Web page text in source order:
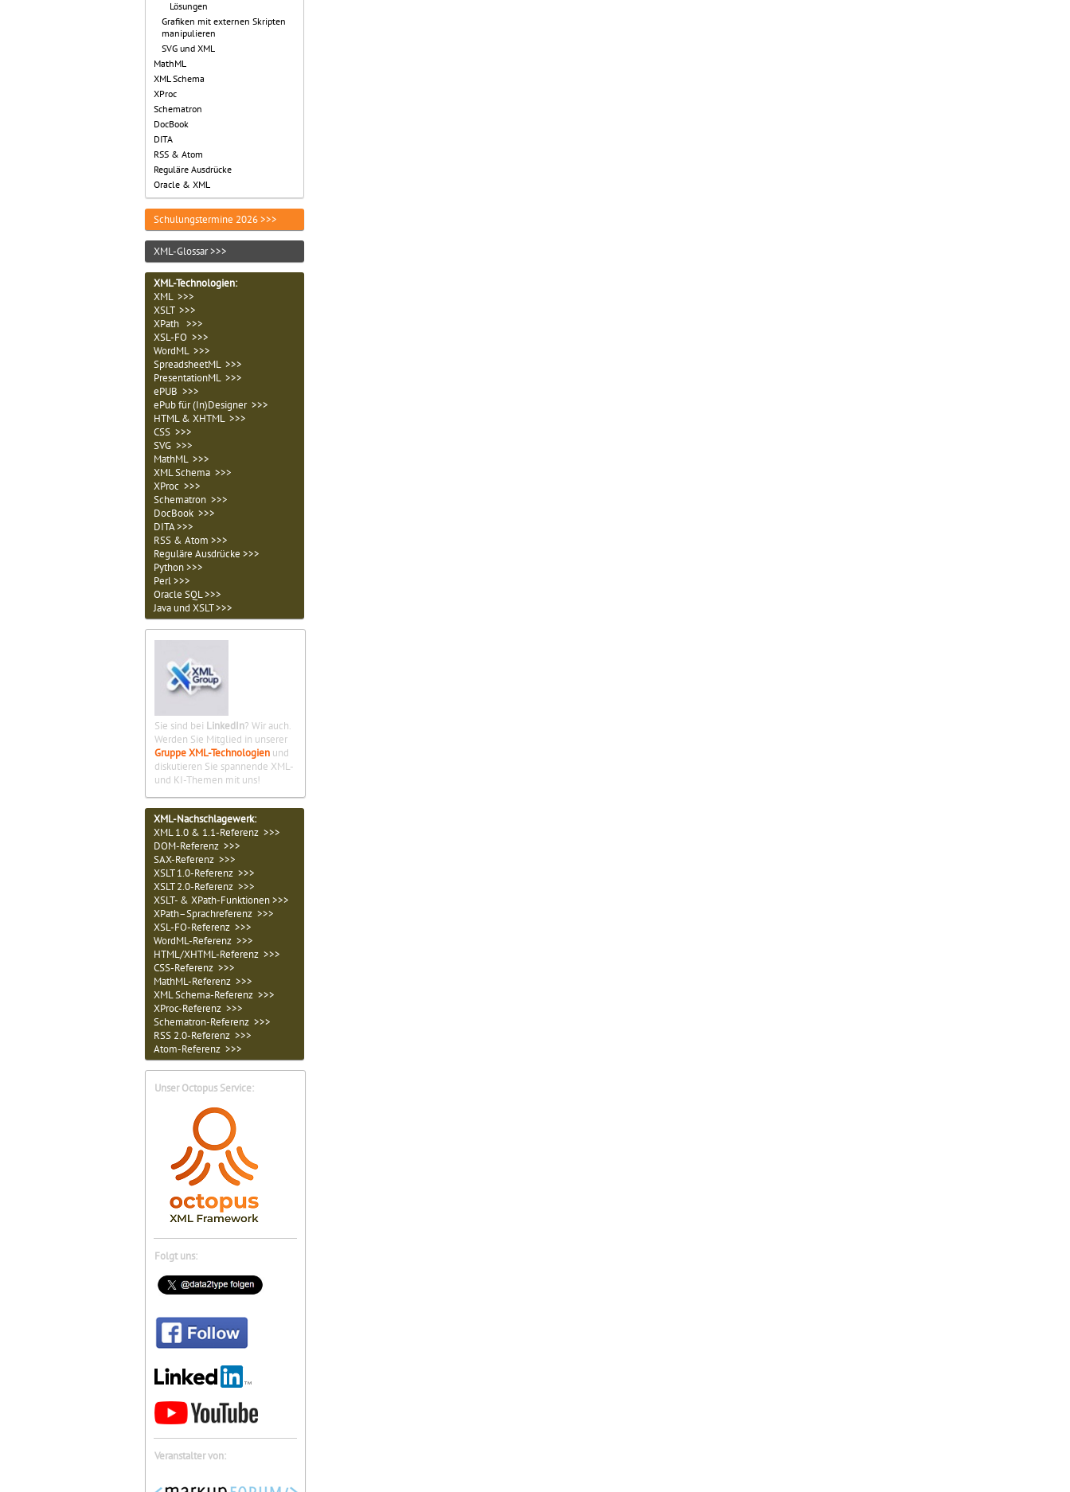
Lösungen
Grafiken mit externen Skripten
manipulieren
SVG und XML
MathML
XML Schema
XProc
Schematron
DocBook
DITA
RSS & Atom
Reguläre Ausdrücke
Oracle & XML
Schulungstermine 2026 >>>
XML-Glossar >>>
XML-Technologien:
XML >>>
XSLT >>>
XPath >>>
XSL-FO >>>
WordML >>>
SpreadsheetML >>>
PresentationML >>>
ePUB >>>
ePub für (In)Designer >>>
HTML & XHTML >>>
CSS >>>
SVG >>>
MathML >>>
XML Schema >>>
XProc >>>
Schematron >>>
DocBook >>>
DITA >>>
RSS & Atom >>>
Reguläre Ausdrücke >>>
Python >>>
Perl >>>
Oracle SQL >>>
Java und XSLT >>>
Sie sind bei LinkedIn? Wir auch.
Werden Sie Mitglied in unserer
Gruppe XML-Technologien und
diskutieren Sie spannende XML-
und KI-Themen mit uns!
XML-Nachschlagewerk:
XML 1.0 & 1.1-Referenz >>>
DOM-Referenz >>>
SAX-Referenz >>>
XSLT 1.0-Referenz >>>
XSLT 2.0-Referenz >>>
XSLT- & XPath-Funktionen >>>
XPath–Sprachreferenz >>>
XSL-FO-Referenz >>>
WordML-Referenz >>>
HTML/XHTML-Referenz >>>
CSS-Referenz >>>
MathML-Referenz >>>
XML Schema-Referenz >>>
XProc-Referenz >>>
Schematron-Referenz >>>
RSS 2.0-Referenz >>>
Atom-Referenz >>>
Unser Octopus Service:
Folgt uns:
Veranstalter von: